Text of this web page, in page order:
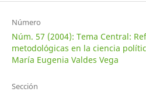
Número
Núm. 57 (2004): Tema Central:
metodológicas en la ciencia
María Eugenia Valdes Vega
Sección